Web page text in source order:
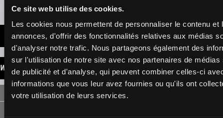
Ce site web utilise des cookies.
Les cookies nous permettent de personnaliser le contenu et
annonces, d'offrir des fonctionnalités relatives aux médias
d'analyser notre trafic. Nous partageons également des
sur l'utilisation de notre site avec nos partenaires de médias
de publicité et d'analyse, qui peuvent combiner celles-ci
informations que vous leur avez fournies ou qu'ils ont
votre utilisation de leurs services.
Presence of favorite horses
LATEST NEWS
WINNINGS
SINGLE